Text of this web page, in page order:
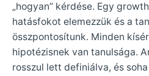
„hogyan” kérdése. Egy
hatásfokot elemezzük és a
összpontosítunk. Minden
hipotézisnek van tanulsága.
rosszul lett definiálva, és